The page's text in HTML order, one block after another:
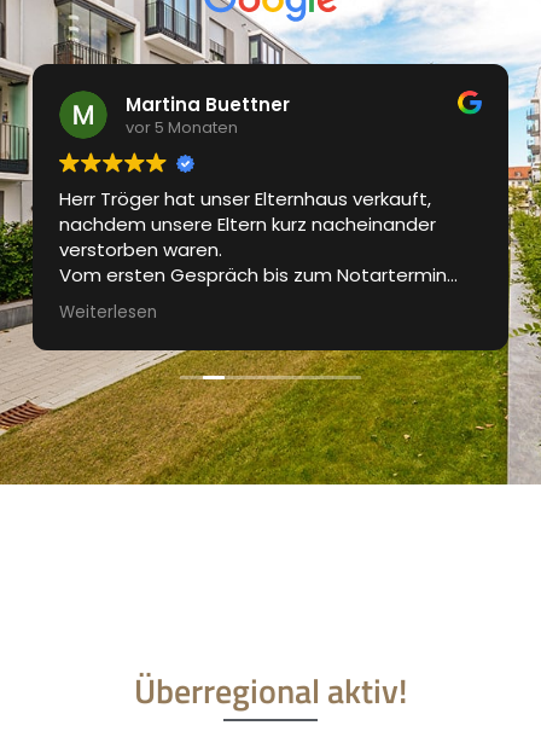
Martina Buettner
vor 5 Monaten
Herr Tröger hat unser Elternhaus verkauft,
nachdem unsere Eltern kurz nacheinander
verstorben waren.
Vom ersten Gespräch bis zum Notartermin
waren wir bestens betreut. Das Exposé wurde
professionell gestaltet, die
Besichtigungstermine waren gut organisiert.
Regelmässig wurden wir über den aktuellen
Stand des Verkaufprozesses informiert.
Sehr guter und professioneller Auftritt und für
uns die perfekte Lösung in einer für uns nicht
einfachen Zeit.
Weiterlesen
Überregional aktiv!